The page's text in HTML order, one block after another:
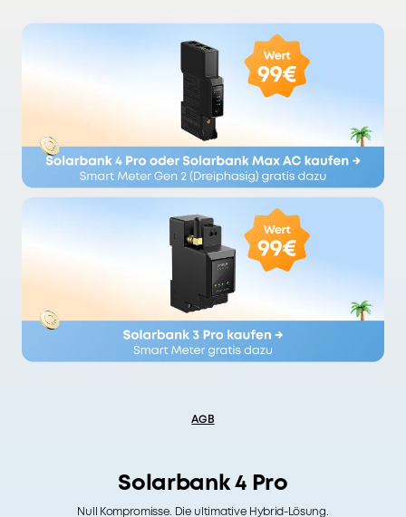
AGB
Solarbank 4 Pro
Null Kompromisse. Die ultimative Hybrid-Lösung.